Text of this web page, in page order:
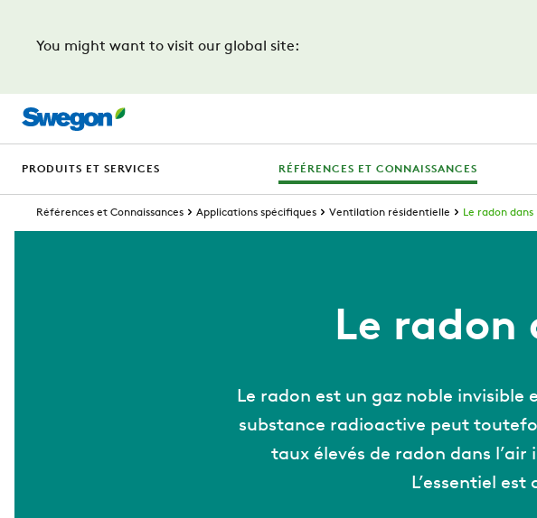
You might want to visit our global site:
PRODUITS ET SERVICES RÉFÉRENCES ET CONNAISSANCES
Références et Connaissances Applications spécifiques Ventilation résidentielle Le radon dans
Le radon
Le radon est un gaz noble invisible
substance radioactive peut
taux élevés de radon dans
L’essentiel